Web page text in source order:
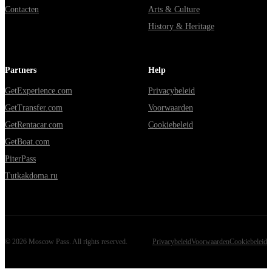
Contacten
Arts & Culture
History & Heritage
Partners
GetExperience.com
GetTransfer.com
GetRentacar.com
GetBoat.com
PiterPass
Tutkakdoma.ru
Help
Privacybeleid
Voorwaarden
Cookiebeleid
© 2026 Moscow Pass. All rights reserved. PrivacybeleidVoorwaardenCookiebeleid